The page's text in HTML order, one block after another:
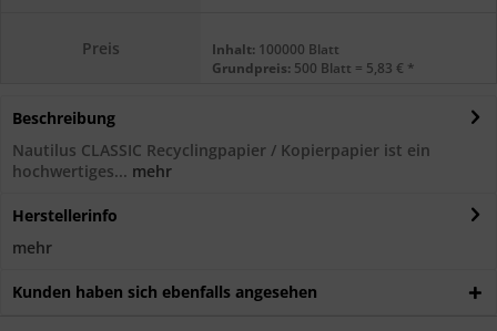
Preis Inhalt: 100000 Blatt
Grundpreis: 500 Blatt = 5,83 € *
Beschreibung
Nautilus CLASSIC Recyclingpapier / Kopierpapier ist ein
hochwertiges... mehr
Herstellerinfo
mehr
Kunden haben sich ebenfalls angesehen